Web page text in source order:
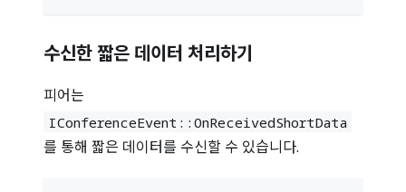
수신한 짧은 데이터 처리하기
피어는
IConferenceEvent :: OnReceivedShortData
를 통해 짧은 데이터를 수신할 수 있습니다.